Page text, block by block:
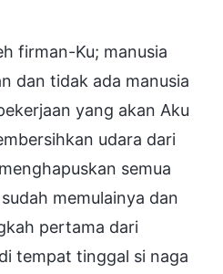
firman-Ku; manusia
dan tidak ada manusia
yang akan Aku
udara dari
semua
memulainya dan
pertama dari
tempat tinggal si naga